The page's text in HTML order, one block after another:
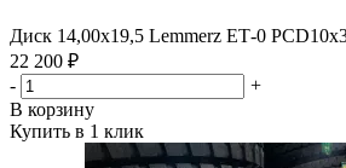
Диск 14,00х19,5 Lemmerz ЕТ-0
22 200 ₽
-
+
В корзину
Купить в 1 клик